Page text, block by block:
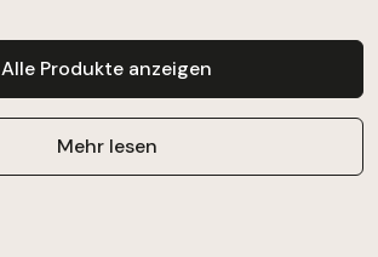
Alle Produkte anzeigen
Mehr lesen